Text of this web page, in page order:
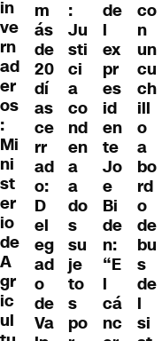
in
ve
rn
ad
er
os
:
Mi
ni
st
er
io
de
A
gr
ic
ul
m
ás
de
20
dí
as
ce
rr
ad
o:
D
el
eg
ad
o
de
Va
:
Ju
sti
ci
a
co
nd
en
a
a
do
s
su
je
to
s
po
de
l
ex
pr
es
id
en
te
Jo
e
Bi
de
n:
“E
l
cá
nc
co
n
un
cu
ch
ill
o
a
bo
rd
o
de
bu
s
de
l
si